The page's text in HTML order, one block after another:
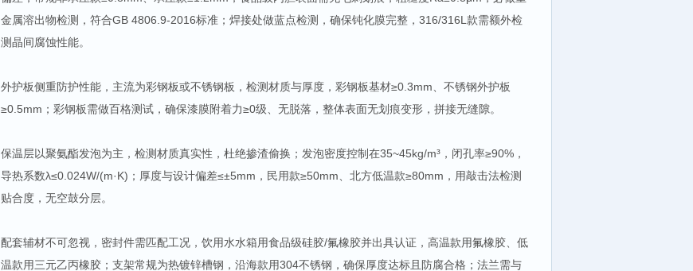
金属溶出物检测，符合GB 4806.9-2016标准；焊接处做蓝点检测，确保钝化膜完整，316/316L款需额外检
测晶间腐蚀性能。
外护板侧重防护性能，主流为彩钢板或不锈钢板，检测材质与厚度，彩钢板基材≥0.3mm、不锈钢外护板
≥0.5mm；彩钢板需做百格测试，确保漆膜附着力≥0级、无脱落，整体表面无划痕变形，拼接无缝隙。
保温层以聚氨酯发泡为主，检测材质真实性，杜绝掺渣偷换；发泡密度控制在35~45kg/m³，闭孔率≥90%，
导热系数λ≤0.024W/(m·K)；厚度与设计偏差≤±5mm，民用款≥50mm、北方低温款≥80mm，用敲击法检测
贴合度，无空鼓分层。
配套辅材不可忽视，密封件需匹配工况，饮用水水箱用食品级硅胶/氟橡胶并出具认证，高温款用氟橡胶、低
温款用三元乙丙橡胶；支架常规为热镀锌槽钢，沿海款用304不锈钢，确保厚度达标且防腐合格；法兰需与